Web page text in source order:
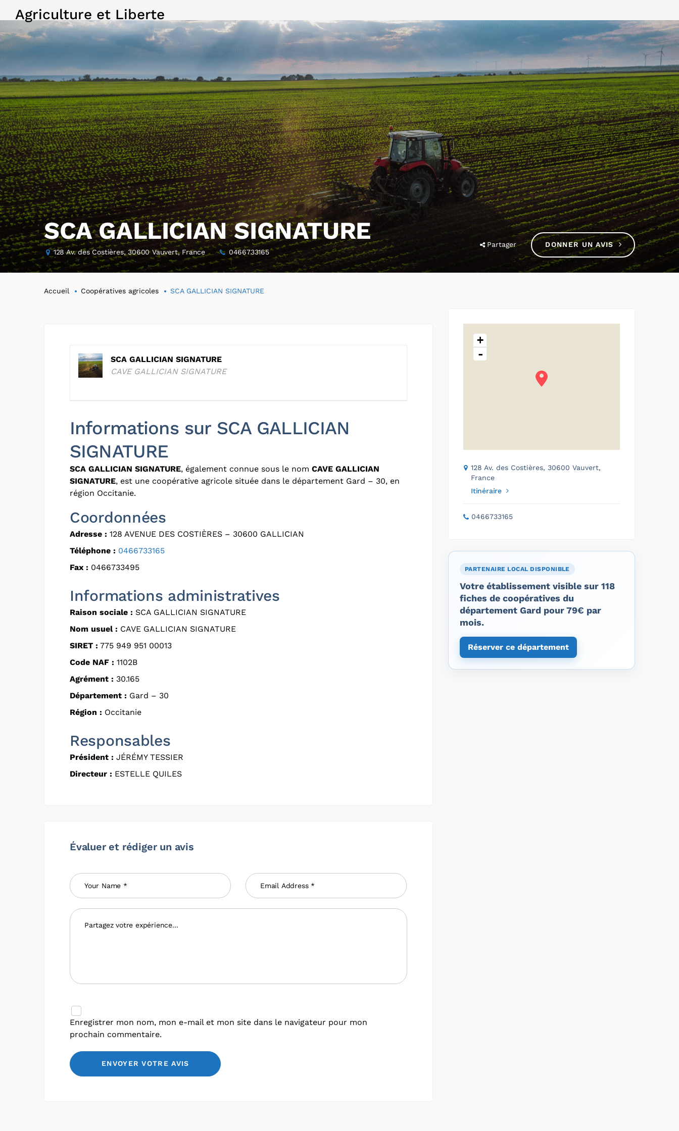
Agriculture et Liberte
SCA GALLICIAN SIGNATURE
128 Av. des Costières, 30600 Vauvert, France 0466733165
Partager DONNER UN AVIS
Accueil Coopératives agricoles SCA GALLICIAN SIGNATURE
SCA GALLICIAN SIGNATURE
CAVE GALLICIAN SIGNATURE
Informations sur SCA GALLICIAN
SIGNATURE
SCA GALLICIAN SIGNATURE, également connue sous le nom CAVE GALLICIAN
SIGNATURE, est une coopérative agricole située dans le département Gard – 30, en
région Occitanie.
Coordonnées
Adresse : 128 AVENUE DES COSTIÈRES – 30600 GALLICIAN
Téléphone : 0466733165
Fax : 0466733495
Informations administratives
Raison sociale : SCA GALLICIAN SIGNATURE
Nom usuel : CAVE GALLICIAN SIGNATURE
SIRET : 775 949 951 00013
Code NAF : 1102B
Agrément : 30.165
Département : Gard – 30
Région : Occitanie
Responsables
Président : JÉRÉMY TESSIER
Directeur : ESTELLE QUILES
Évaluer et rédiger un avis
Enregistrer mon nom, mon e-mail et mon site dans le navigateur pour mon
prochain commentaire.
+
-
128 Av. des Costières, 30600 Vauvert,
France
Itinéraire
0466733165
PARTENAIRE LOCAL DISPONIBLE
Votre établissement visible sur 118
fiches de coopératives du
département Gard pour 79€ par
mois.
Réserver ce département